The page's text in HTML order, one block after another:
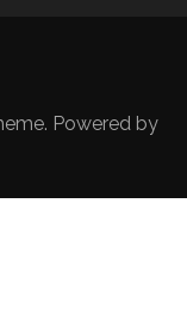
. Powered by